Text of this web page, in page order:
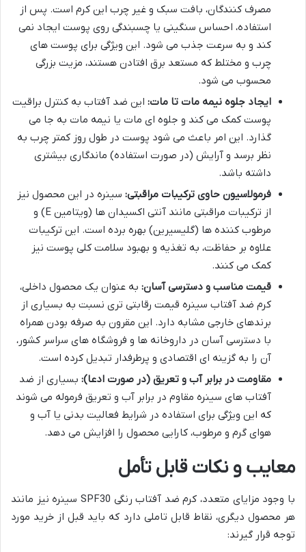
مصرف کنندگان، بافت سبک و غیر چرب این کرم است. پس از
استفاده، احساس سنگینی یا چسبندگی روی پوست ایجاد نمی
کند و به سرعت جذب می شود. این ویژگی برای پوست های
چرب و مختلط که مستعد برق افتادن هستند، مزیت بزرگی
محسوب می شود.
ایجاد جلوه نیمه مات تا مات: این ضد آفتاب به کنترل براقیت
پوست کمک می کند و جلوه ای مات یا نیمه مات به جا می
گذارد. این امر باعث می شود پوست در طول روز کمتر چرب به
نظر برسد و آرایش (در صورت استفاده) ماندگاری بیشتری
داشته باشد.
فرمولاسیون حاوی ترکیبات مراقبتی: سینره در این محصول نیز
از ترکیبات مراقبتی مانند آنتی اکسیدان ها (ویتامین E) و
مرطوب کننده ها (گلیسیرین) بهره برده است. این ترکیبات
علاوه بر حفاظت، به تغذیه و بهبود سلامت کلی پوست نیز
کمک می کنند.
قیمت مناسب و دسترسی آسان: به عنوان یک محصول داخلی،
کرم ضد آفتاب سینره قیمت رقابتی تری نسبت به بسیاری از
برندهای خارجی مشابه دارد. این مقرون به صرفه بودن همراه
با دسترسی آسان در داروخانه ها و فروشگاه های سراسر کشور،
آن را به گزینه ای اقتصادی و پرطرفدار تبدیل کرده است.
مقاومت در برابر آب و تعریق (در صورت ادعا): بسیاری از ضد
آفتاب های سینره مقاوم در برابر آب و تعریق فرموله می شوند
که این ویژگی برای استفاده در شرایط فعالیت بدنی یا آب و
هوای گرم و مرطوب، کارایی محصول را افزایش می دهد.
معایب و نکات قابل تأمل
با وجود مزایای متعدد، کرم ضد آفتاب رنگی SPF30 سینره نیز مانند
هر محصول دیگری، نقاط قابل تاملی دارد که باید قبل از خرید مورد
توجه قرار گیرند: